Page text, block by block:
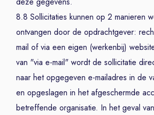
8.8 Sollicitaties kunnen op 2 manieren
ontvangen door de opdrachtgever:
mail of via een eigen (werkenbij)
van "via e-mail" wordt de sollicitatie
naar het opgegeven e-mailadres in de
en opgeslagen in het afgeschermde
betreffende organisatie. In het geval